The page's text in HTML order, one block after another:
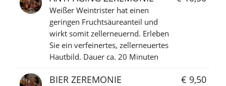
Weißer Weintrister hat einen
geringen Fruchtsäureanteil und
wirkt somit zellerneuernd. Erleben
Sie ein verfeinertes, zellerneuertes
Hautbild. Dauer ca. 20 Minuten
BIER ZEREMONIE € 9,50